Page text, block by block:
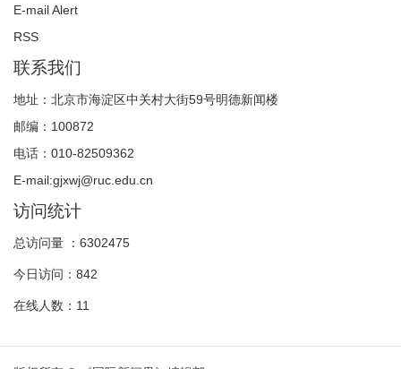
E-mail Alert
RSS
联系我们
地址：北京市海淀区中关村大街59号明德新闻楼
邮编：100872
电话：010-82509362
E-mail:gjxwj@ruc.edu.cn
访问统计
总访问量 ： 6302475
今日访问： 842
在线人数： 11